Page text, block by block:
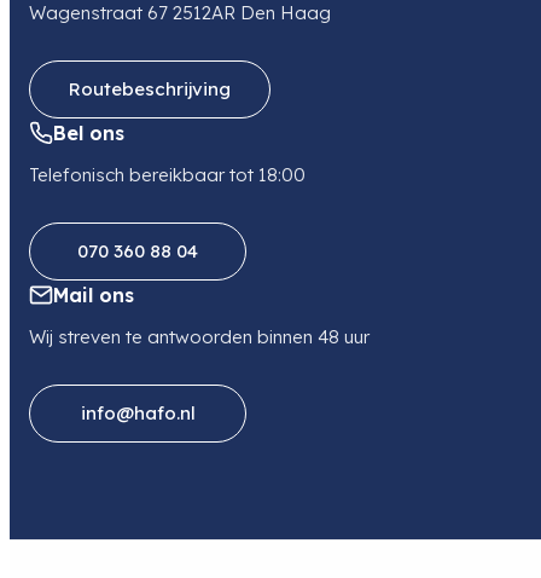
Wagenstraat 67 2512AR Den Haag
Routebeschrijving
Bel ons
Telefonisch bereikbaar tot 18:00
070 360 88 04
Mail ons
Wij streven te antwoorden binnen 48 uur
info@hafo.nl